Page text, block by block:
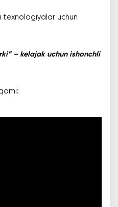
texnologiyalar uchun
– kelajak uchun ishonchli